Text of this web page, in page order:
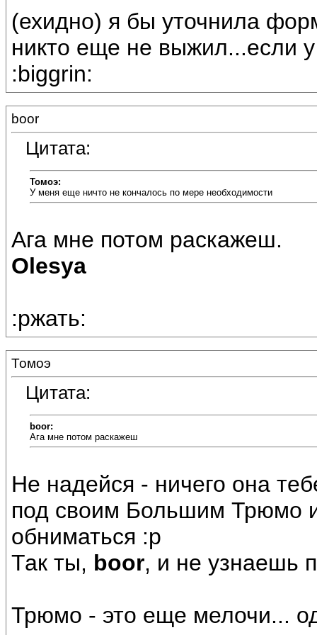
(ехидно) я бы уточнила
никто еще не выжил...если
:biggrin:
boor
Цитата:
Томоэ:
У меня еще ничто не кончалось по мере необходимости
Ага мне потом раскажеш.
Olesya
:ржать:
Томоэ
Цитата:
boor:
Ага мне потом раскажеш
Не надейся - ничего она
под своим Большим Трюмо
обниматься :p
Так ты, boor, и не узнаешь
Трюмо - это еще мелочи...